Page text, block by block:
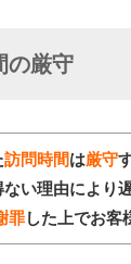
の厳守
訪問時間は厳守
い理由により
罪した上でお客